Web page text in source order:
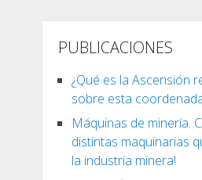
PUBLICACIONES
¿Qué es la Ascensión
sobre esta
Máquinas de minería.
distintas maquinarias
la industria minera!